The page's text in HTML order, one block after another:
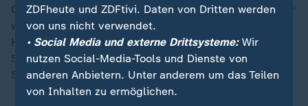
Obwohl der Vater von Henry auch gefordert hatte: "Wir
wollen nicht, dass sein Tod für weitere Spaltung und
Hass benutzt wird." Dessen ungeachtet gehen in
Southampton teils rechtsextreme Aktivisten auf die
Straße - es ist bereits zu Ausschreitungen gekommen.
ZDFheute und ZDFtivi. Daten von Dritten werden
von uns nicht verwendet.
• Social Media und externe Drittsysteme:Wir
nutzen Social-Media-Tools und Dienste von
anderen Anbietern. Unter anderem um das Teilen
von Inhalten zu ermöglichen.